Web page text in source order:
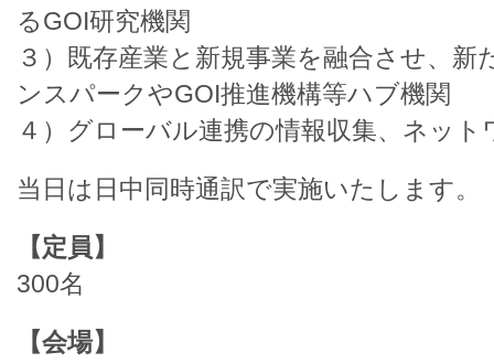
るGOI研究機関
３）既存産業と新規事業を融合させ、
ンスパークやGOI推進機構等ハブ機関
４）グローバル連携の情報収集、ネッ
当日は日中同時通訳で実施いたします。
【定員】
300名
【会場】